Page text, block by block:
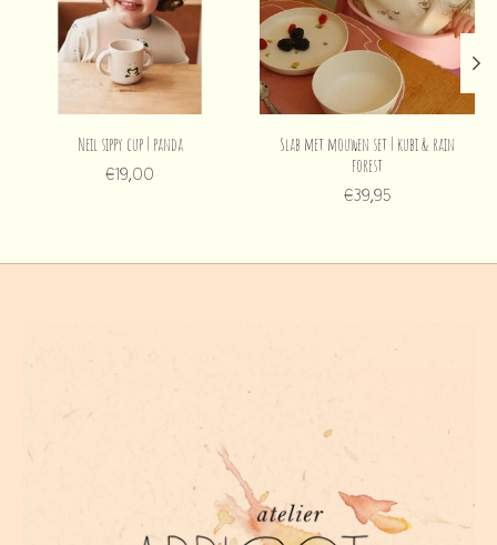
Neil sippy cup | panda
€19,00
Slab met mouwen set | kubi & rain
forest
€39,95